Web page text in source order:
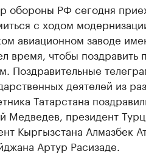
обороны РФ сегодня
с ходом
авиационном заводе
время, чтобы поздравить
Поздравительные
деятелей из
Татарстана
Медведев, президент
Кыргызстана Алмазбек
Артур Расизаде.